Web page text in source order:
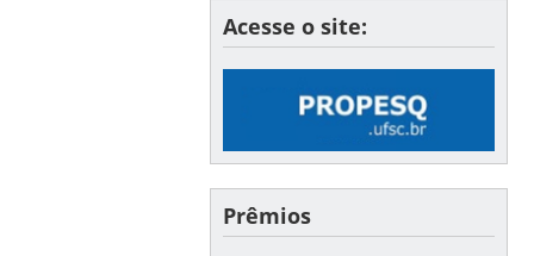
Acesse o site:
Prêmios